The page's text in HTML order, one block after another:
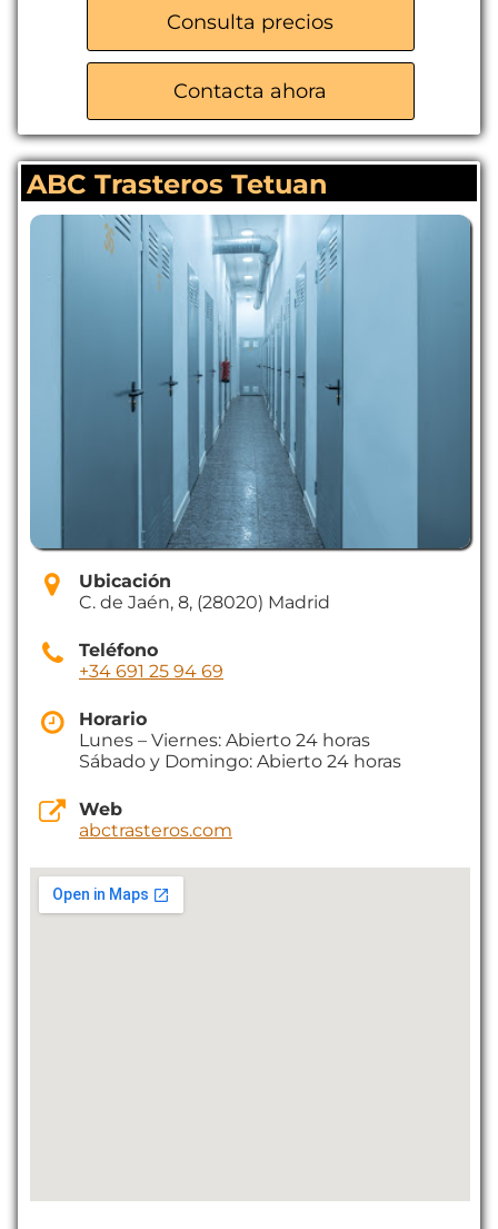
Accesibles 24 horas
Vigilancia 24 horas
Sin humedades
Bien iluminados
Consulta precios
Contacta ahora
ABC Trasteros Tetuan
Ubicación
C. de Jaén, 8, (28020) Madrid
Teléfono
+34 691 25 94 69
Horario
Lunes – Viernes: Abierto 24 horas
Sábado y Domingo: Abierto 24 horas
Web
abctrasteros.com